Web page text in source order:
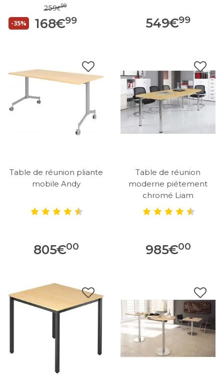
-35%
259€99
168€99 549€99
Table de réunion pliante
mobile Andy
805€00
Table de réunion
moderne piétement
chromé Liam
985€00